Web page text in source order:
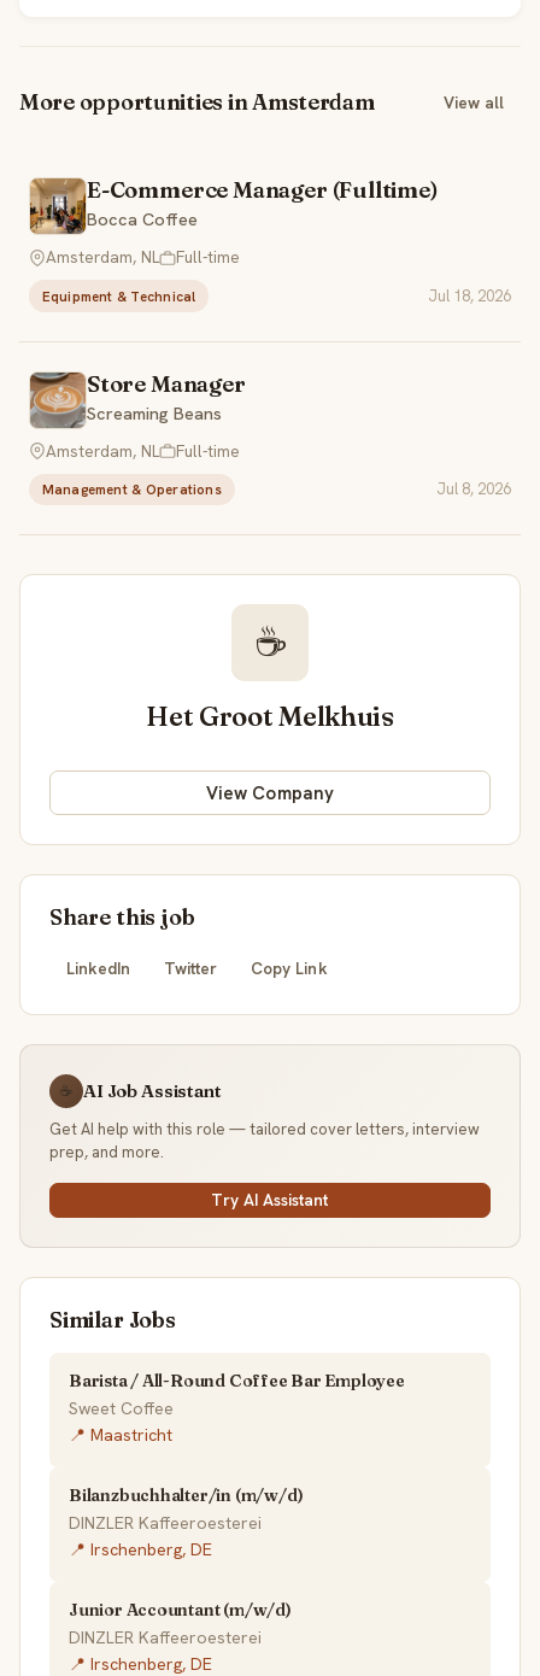
More opportunities in Amsterdam View all
E-Commerce Manager (Fulltime)
Bocca Coffee
Amsterdam, NL
Full-time
Equipment & Technical Jul 18, 2026
Store Manager
Screaming Beans
Amsterdam, NL
Full-time
Management & Operations Jul 8, 2026
☕
Het Groot Melkhuis
View Company
Share this job
LinkedIn Twitter Copy Link
☕ AI Job Assistant
Get AI help with this role — tailored cover letters, interview
prep, and more.
Try AI Assistant
Similar Jobs
Barista / All-Round Coffee Bar Employee
Sweet Coffee
📍 Maastricht
Bilanzbuchhalter/in (m/w/d)
DINZLER Kaffeeroesterei
📍 Irschenberg, DE
Junior Accountant (m/w/d)
DINZLER Kaffeeroesterei
📍 Irschenberg, DE